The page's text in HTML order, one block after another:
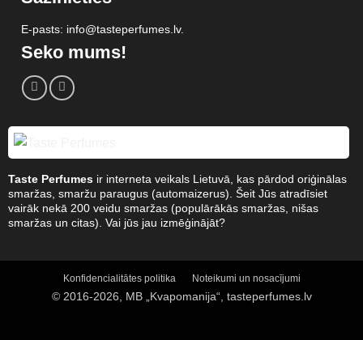
E-pasts: info@tasteperfumes.lv.
Seko mums!
Taste Perfumesir interneta veikals Lietuvā, kas pārdod oriģinālas
smaržas, smaržu paraugus (automaizerus). Šeit Jūs atradīsiet
vairāk nekā 200 veidu smaržas (populārākās smaržas, nišas
smaržas un citas). Vai jūs jau izmēģinājāt?
Konfidencialitātes politika Noteikumi un nosacījumi
© 2016-2026, MB „Kvapomanija“, tasteperfumes.lv